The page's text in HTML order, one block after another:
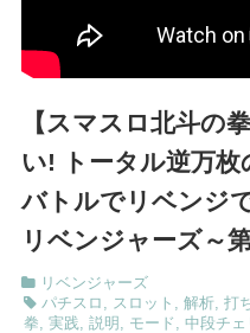
【スマスロ北斗の
い! トータル逆万枚
バトルでリベンジ
リベンジャーズ～第
リベンジャーズ
パチスロ , スロット , 解析, 打
拳, 実践, 説明 , モード , 中段チェ